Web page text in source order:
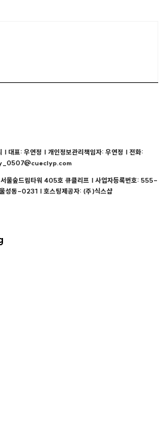
| 대표: 우연정 | 개인정보관리책임자: 우연정 | 전화:
울숲드림타워 405호 큐클리프 | 사업자등록번호: 555-
성동-0231 | 호스팅제공자: (주)식스샵